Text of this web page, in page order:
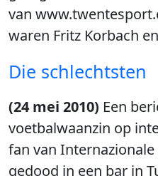
van
waren Fritz Korbach en
Die schlechtsten
(24 mei 2010) Een
voetbalwaanzin op
fan van
gedood in een bar in